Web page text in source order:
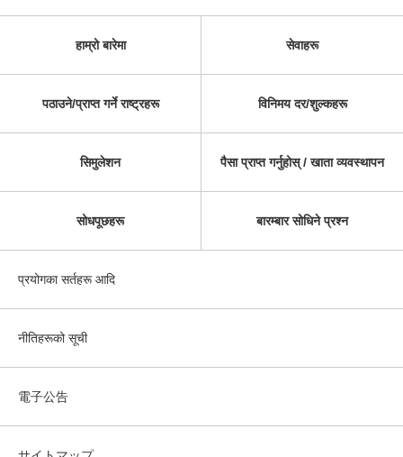
हाम्रो बारेमा सेवाहरू
पठाउने/प्राप्त गर्ने राष्ट्रहरू विनिमय दर/शुल्कहरू
सिमुलेशन पैसा प्राप्त गर्नुहोस् / खाता व्यवस्थापन
सोधपूछहरू बारम्बार सोधिने प्रश्न
प्रयोगका सर्तहरू आदि
नीतिहरूको सूची
電子公告